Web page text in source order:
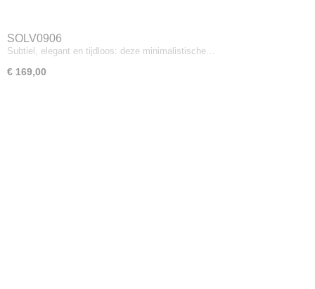
SOLV0906
Subtiel, elegant en tijdloos: deze minimalistische…
€ 169,00